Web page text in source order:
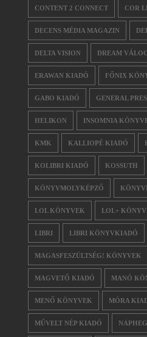
CONTENT 2 CONNECT COR
DECENS MÉDIA MAGAZIN
DELTA VISION DREAM
ERAWAN KIADÓ FŐNIX
GABO KIADÓ GENERAL
HELIKON INSOMNIA
KMK KALLIOPÉ KIADÓ
KOLIBRI KIADÓ KOSSUTH
KÖNYVMOLYKÉPZŐ
LOL KÖNYVEK LOL+
LIBRI LIBRI KÖNYVKIADÓ
MAGASFESZÜLTSÉG! KÖNYVEK
MAGVETŐ KIADÓ MANÓ
MENŐ KÖNYVEK MÓRA
MŰVELT NÉP KIADÓ